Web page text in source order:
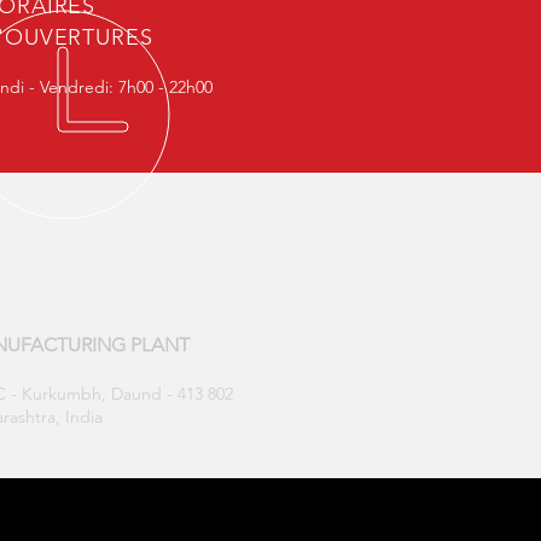
- Vendredi: 7h00 - 22h00
PLANT
- Kurkumbh, Daund - 413 802
India